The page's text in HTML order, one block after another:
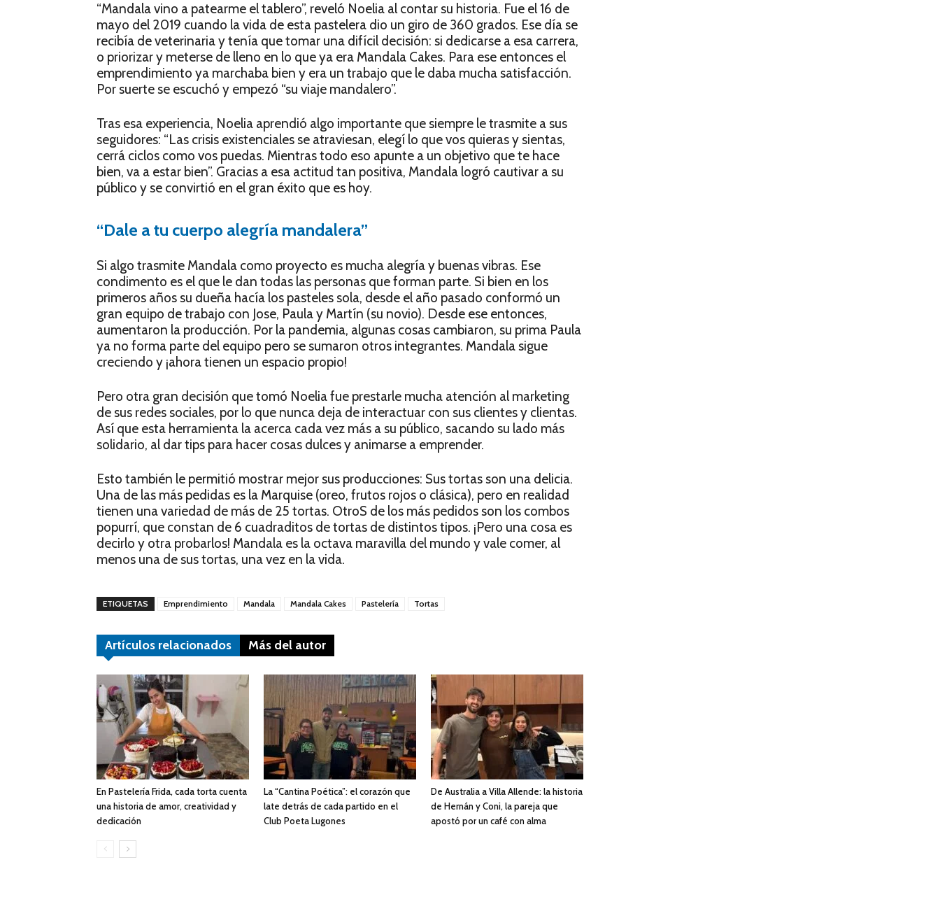
“Mandala vino a patearme el tablero”, reveló Noelia al contar su historia. Fue el 16 de
mayo del 2019 cuando la vida de esta pastelera dio un giro de 360 grados. Ese día se
recibía de veterinaria y tenía que tomar una difícil decisión: si dedicarse a esa carrera,
o priorizar y meterse de lleno en lo que ya era Mandala Cakes. Para ese entonces el
emprendimiento ya marchaba bien y era un trabajo que le daba mucha satisfacción.
Por suerte se escuchó y empezó “su viaje mandalero”.
Tras esa experiencia, Noelia aprendió algo importante que siempre le trasmite a sus
seguidores: “Las crisis existenciales se atraviesan, elegí lo que vos quieras y sientas,
cerrá ciclos como vos puedas. Mientras todo eso apunte a un objetivo que te hace
bien, va a estar bien”. Gracias a esa actitud tan positiva, Mandala logró cautivar a su
público y se convirtió en el gran éxito que es hoy.
“Dale a tu cuerpo alegría mandalera”
Si algo trasmite Mandala como proyecto es mucha alegría y buenas vibras. Ese
condimento es el que le dan todas las personas que forman parte. Si bien en los
primeros años su dueña hacía los pasteles sola, desde el año pasado conformó un
gran equipo de trabajo con Jose, Paula y Martín (su novio). Desde ese entonces,
aumentaron la producción. Por la pandemia, algunas cosas cambiaron, su prima Paula
ya no forma parte del equipo pero se sumaron otros integrantes. Mandala sigue
creciendo y ¡ahora tienen un espacio propio!
Pero otra gran decisión que tomó Noelia fue prestarle mucha atención al marketing
de sus redes sociales, por lo que nunca deja de interactuar con sus clientes y clientas.
Así que esta herramienta la acerca cada vez más a su público, sacando su lado más
solidario, al dar tips para hacer cosas dulces y animarse a emprender.
Esto también le permitió mostrar mejor sus producciones: Sus tortas son una delicia.
Una de las más pedidas es la Marquise (oreo, frutos rojos o clásica), pero en realidad
tienen una variedad de más de 25 tortas. OtroS de los más pedidos son los combos
popurrí, que constan de 6 cuadraditos de tortas de distintos tipos. ¡Pero una cosa es
decirlo y otra probarlos! Mandala es la octava maravilla del mundo y vale comer, al
menos una de sus tortas, una vez en la vida.
ETIQUETAS Emprendimiento Mandala Mandala Cakes Pastelería Tortas
Artículos relacionados Más del autor
En Pastelería Frida, cada torta cuenta
una historia de amor, creatividad y
dedicación
La “Cantina Poética”: el corazón que
late detrás de cada partido en el
Club Poeta Lugones
De Australia a Villa Allende: la historia
de Hernán y Coni, la pareja que
apostó por un café con alma